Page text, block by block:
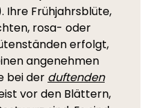
Ihre Frühjahrsblüte,
rosa- oder
erfolgt,
angenehmen
bei der duftenden
vor den Blättern,